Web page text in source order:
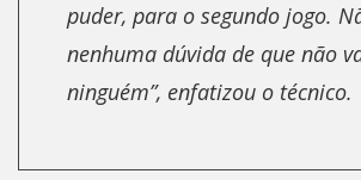
puder, para o segundo jogo.
nenhuma dúvida de que não
ninguém”, enfatizou o técnico.